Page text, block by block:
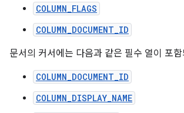
COLUMN_FLAGS
COLUMN_DOCUMENT_ID
문서의 커서에는 다음과 같은 필수 열이 포
COLUMN_DOCUMENT_ID
COLUMN_DISPLAY_NAME